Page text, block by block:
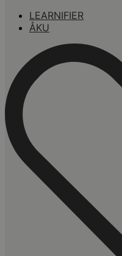
LEARNIFIER
ÅKU